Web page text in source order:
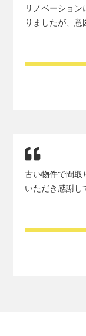
リノベーショ
りましたが、
古い物件で間取
いただき感謝